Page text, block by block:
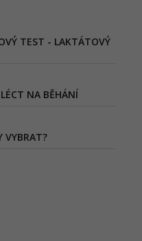
TEST - LAKTÁTOVÝ
NA BĚHÁNÍ
VYBRAT?